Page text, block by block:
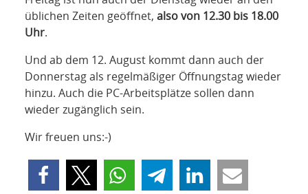
üblichen Zeiten geöffnet, also von 12.30 bis 18.00
Uhr.
Und ab dem 12. August kommt dann auch der
Donnerstag als regelmäßiger Öffnungstag wieder
hinzu. Auch die PC-Arbeitsplätze sollen dann
wieder zugänglich sein.
Wir freuen uns:-)